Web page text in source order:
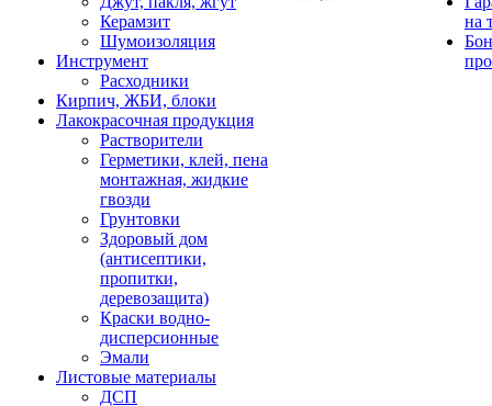
Керамзит
Шумоизоляция
Инструмент
Расходники
Кирпич, ЖБИ, блоки
Лакокрасочная продукция
Растворители
Герметики, клей, пена
монтажная, жидкие
гвозди
Грунтовки
Здоровый дом
(антисептики,
пропитки,
деревозащита)
Краски водно-
дисперсионные
Эмали
Листовые материалы
ДСП
на